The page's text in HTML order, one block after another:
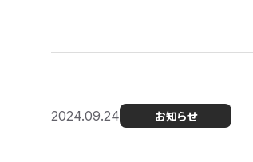
2024.09.24 お知らせ